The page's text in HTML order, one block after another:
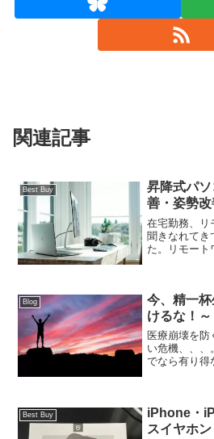
関連記事
Best Buy
昇降式パ
善・姿勢
在宅勤務、リ
聞きなれてき
た。リモート
クの高さを
Blog
今、精一
けるな！～
医療崩壊を防
い危機、、、
でなら有り得
先が決まら
そうです。
Best Buy
iPhone・
スイヤホ